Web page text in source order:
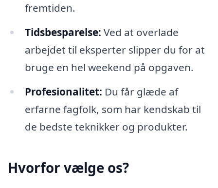
fremtiden.
Tidsbesparelse: Ved at overlade
arbejdet til eksperter slipper du for at
bruge en hel weekend på opgaven.
Profesionalitet: Du får glæde af
erfarne fagfolk, som har kendskab til
de bedste teknikker og produkter.
Hvorfor vælge os?